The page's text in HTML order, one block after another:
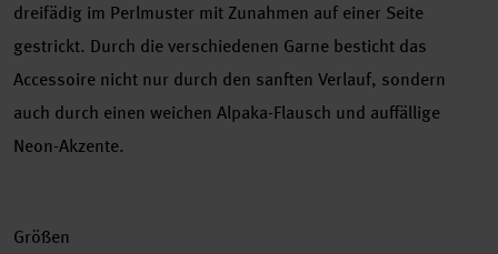
dreifädig im Perlmuster mit Zunahmen auf einer Seite
gestrickt. Durch die verschiedenen Garne besticht das
Accessoire nicht nur durch den sanften Verlauf, sondern
auch durch einen weichen Alpaka-Flausch und auffällige
Neon-Akzente.
Größen